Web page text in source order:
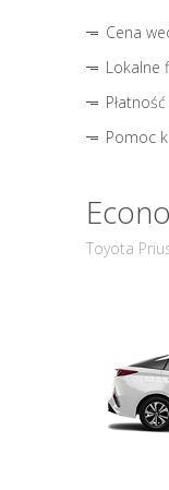
Cena
Lokalne
Pomoc
Toyota